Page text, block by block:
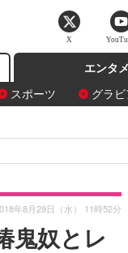
エンタメ
スポーツ グラビ
鬼奴とレ
年8月29日（水） 11時52分
X